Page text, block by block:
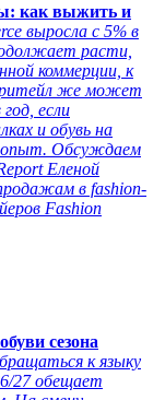
как выжить и
выросла с 5% в
расти,
коммерции, к
ритейл же может
если
и обувь на
опыт. Обсуждаем
Еленой
в fashion-
Fashion
сезона
к языку
27 обещает